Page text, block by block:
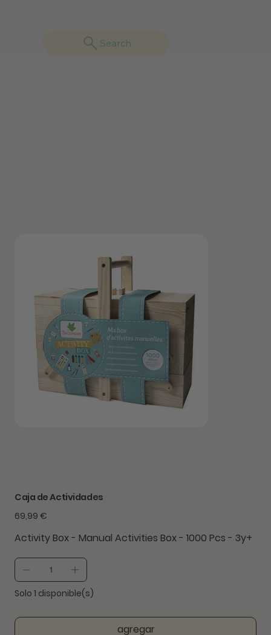
Search
Caja de Actividades
Precio
69,99 €
Activity Box - Manual Activities Box - 1000 Pcs - 3y+
Solo 1 disponible(s)
agregar